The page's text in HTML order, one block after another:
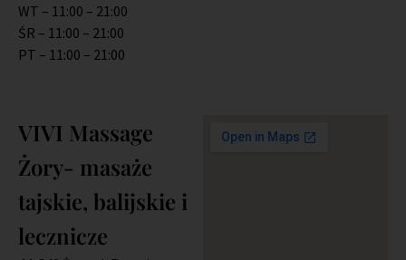
WT – 11:00 – 21:00
ŚR – 11:00 – 21:00
PT – 11:00 – 21:00
VIVI Massage
Żory- masaże
tajskie, balijskie i
lecznicze